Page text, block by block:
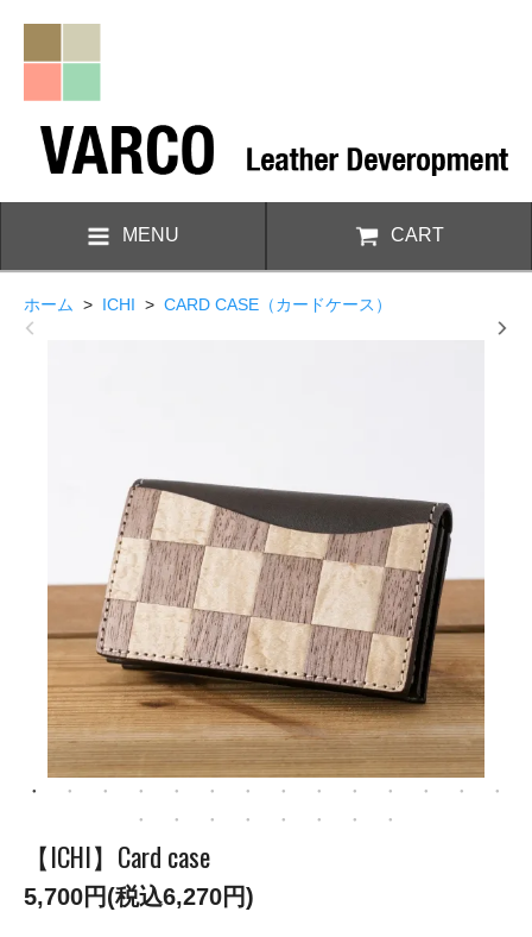
MENU CART
ホーム > ICHI > CARD CASE（カードケース）
【ICHI】Card case
5,700円(税込6,270円)